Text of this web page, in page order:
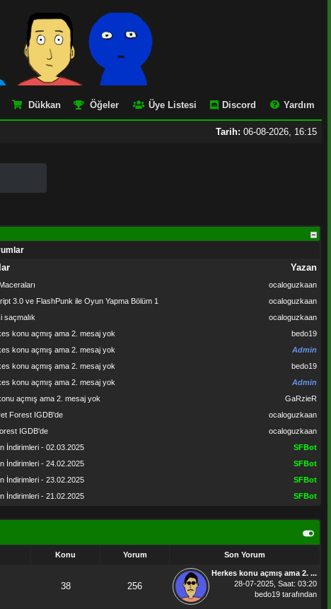
Dükkan Öğeler Üye Listesi Discord Yardım
Tarih: 06-08-2026, 16:15
Yazan
ocaloguzkaan
3.0 ve FlashPunk ile Oyun Yapma Bölüm 1
ocaloguzkaan
saçmalık
ocaloguzkaan
konu açmış ama 2. mesaj yok
bedo19
konu açmış ama 2. mesaj yok
Admin
konu açmış ama 2. mesaj yok
bedo19
konu açmış ama 2. mesaj yok
Admin
açmış ama 2. mesaj yok
GaRzieR
Forest IGDB'de
ocaloguzkaan
IGDB'de
ocaloguzkaan
İndirimleri - 02.03.2025
SFBot
İndirimleri - 24.02.2025
SFBot
İndirimleri - 23.02.2025
SFBot
İndirimleri - 21.02.2025
SFBot
Konu Yorum Son Yorum
38 256
Herkes konu açmış ama 2. ...
28-07-2025, Saat: 03:20
bedo19 tarafından